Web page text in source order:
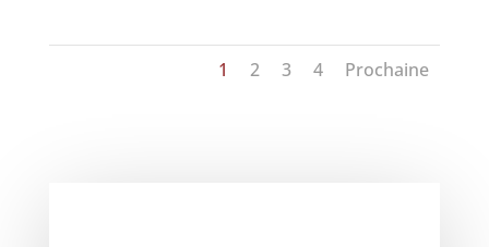
1 2 3 4 Prochaine